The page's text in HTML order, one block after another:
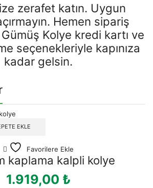
zerafet katın. Uygun
Hemen sipariş
Kolye kredi kartı ve
seçenekleriyle kapınıza
kadar gelsin.
EKLE
Favorilere Ekle
kaplama kalpli kolye
1.919,00 ₺